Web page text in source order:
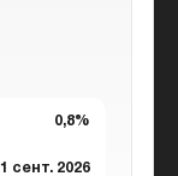
0,8%
1 сент. 2026